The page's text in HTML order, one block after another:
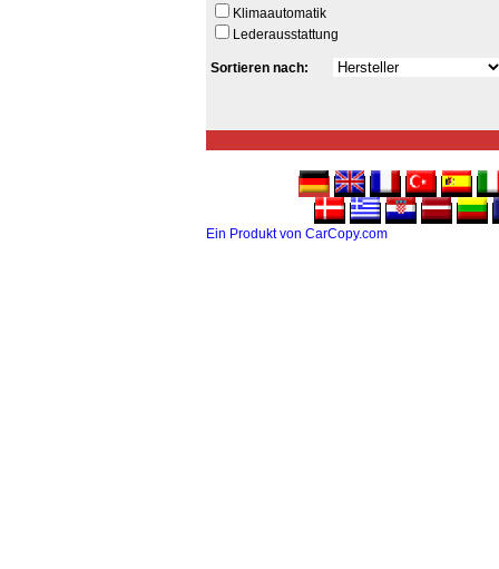
Klimaautomatik
Lederausstattung
Sortieren nach:
Ein Produkt von CarCopy.com